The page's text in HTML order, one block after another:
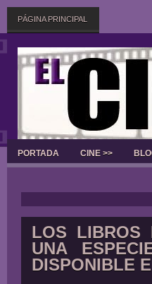
PÁGINA PRINCIPAL
PORTADA CINE >>
LOS LIBROS
UNA
DISPONIBLE